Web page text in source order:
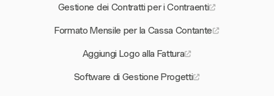
Gestione dei Contratti per i Contraenti
Formato Mensile per la Cassa Contante
Aggiungi Logo alla Fattura
Software di Gestione Progetti